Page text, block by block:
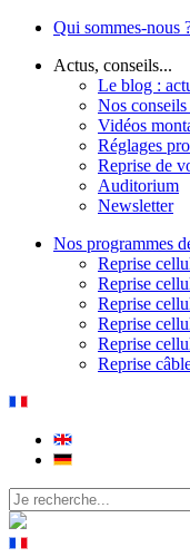
Qui sommes-nous
Actus, conseils...
Le blog :
Nos conseils
Vidéos
Réglages
Reprise de
Auditorium
Newsletter
Nos programmes
Reprise
Reprise
Reprise
Reprise
Reprise
Reprise